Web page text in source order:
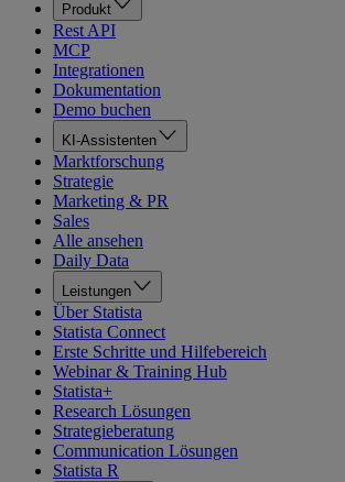
Produkt
Rest API
MCP
Integrationen
Dokumentation
Demo buchen
KI-Assistenten
Marktforschung
Strategie
Marketing & PR
Sales
Alle ansehen
Daily Data
Leistungen
Über Statista
Statista Connect
Erste Schritte und Hilfebereich
Webinar & Training Hub
Statista+
Research Lösungen
Strategieberatung
Communication Lösungen
Statista R